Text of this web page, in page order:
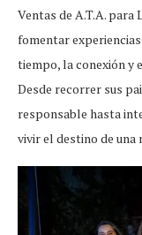
Ventas de A.T.A. para
fomentar
tiempo, la conexión y
Desde recorrer sus
responsable hasta
vivir el destino de una